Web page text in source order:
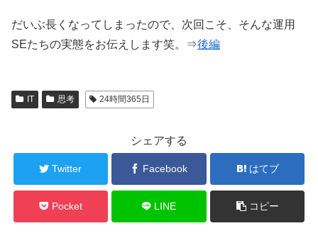
だいぶ長くなってしまったので、次回こそ、そんな運用
SEたちの実態をお伝えします笑。⇒後編
IT 思考 24時間365日
シェアする
Twitter Facebook はてブ
Pocket LINE コピー